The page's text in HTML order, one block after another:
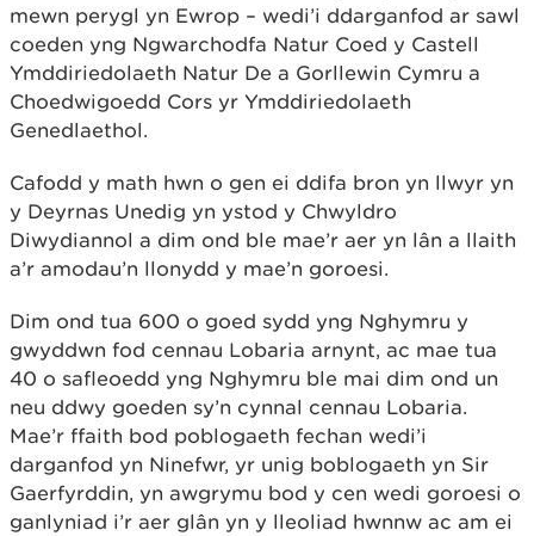
mewn perygl yn Ewrop – wedi’i ddarganfod ar sawl
coeden yng Ngwarchodfa Natur Coed y Castell
Ymddiriedolaeth Natur De a Gorllewin Cymru a
Choedwigoedd Cors yr Ymddiriedolaeth
Genedlaethol.
Cafodd y math hwn o gen ei ddifa bron yn llwyr yn
y Deyrnas Unedig yn ystod y Chwyldro
Diwydiannol a dim ond ble mae’r aer yn lân a llaith
a’r amodau’n llonydd y mae’n goroesi.
Dim ond tua 600 o goed sydd yng Nghymru y
gwyddwn fod cennau Lobaria arnynt, ac mae tua
40 o safleoedd yng Nghymru ble mai dim ond un
neu ddwy goeden sy’n cynnal cennau Lobaria.
Mae’r ffaith bod poblogaeth fechan wedi’i
darganfod yn Ninefwr, yr unig boblogaeth yn Sir
Gaerfyrddin, yn awgrymu bod y cen wedi goroesi o
ganlyniad i’r aer glân yn y lleoliad hwnnw ac am ei